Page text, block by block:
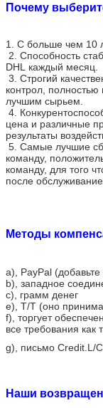
Почему
1. С больше чем 10
2. Способность
DHL каждый месяц.
3. Строгий
контрол,
лучшим сырьем.
4.
цена и различные
результаты
5. Самые лучшие
команду,
команду, для того
после
Методы
a) , PayPal
b), западное
c), грамм денег
e), T/T (оно
f), торгует
все требования как
g), письмо Credit.L/C
Наши